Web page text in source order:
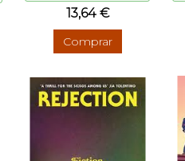
13,64 €
Comprar